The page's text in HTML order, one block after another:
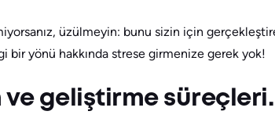
üzülmeyin: bunu sizin için
bir yönü hakkında strese girmenize gerek yok!
ve geliştirme süreçleri.